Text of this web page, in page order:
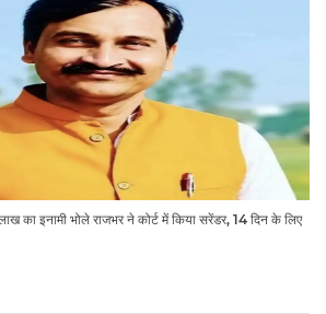
का इनामी भोले राजभर ने कोर्ट में किया सरेंडर, 14 दिन के लिए